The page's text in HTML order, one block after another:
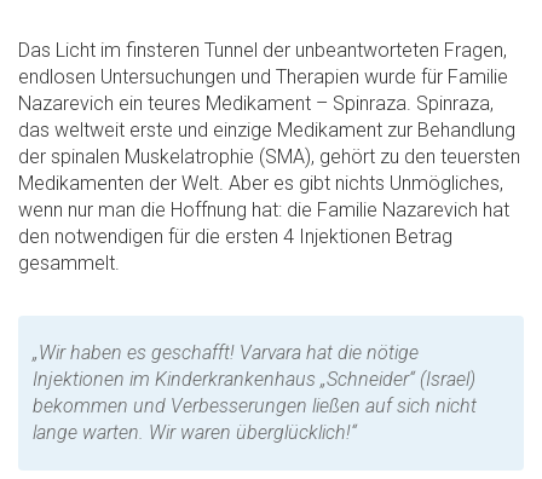
Das Licht im finsteren Tunnel der unbeantworteten Fragen,
endlosen Untersuchungen und Therapien wurde für Familie
Nazarevich ein teures Medikament – Spinraza. Spinraza,
das weltweit erste und einzige Medikament zur Behandlung
der spinalen Muskelatrophie (SMA), gehört zu den teuersten
Medikamenten der Welt. Aber es gibt nichts Unmögliches,
wenn nur man die Hoffnung hat: die Familie Nazarevich hat
den notwendigen für die ersten 4 Injektionen Betrag
gesammelt.
„Wir haben es geschafft! Varvara hat die nötige
Injektionen im Kinderkrankenhaus „Schneider“ (Israel)
bekommen und Verbesserungen ließen auf sich nicht
lange warten. Wir waren überglücklich!“